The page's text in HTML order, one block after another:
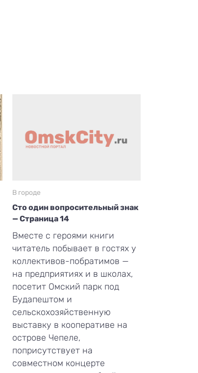
В городе
Сто один вопросительный знак
— Страница 14
Вместе с героями книги
читатель побывает в гостях у
коллективов-побратимов —
на предприятиях и в школах,
посетит Омский парк под
Будапештом и
сельскохозяйственную
выставку в кооперативе на
острове Чепеле,
поприсутствует на
совместном концерте